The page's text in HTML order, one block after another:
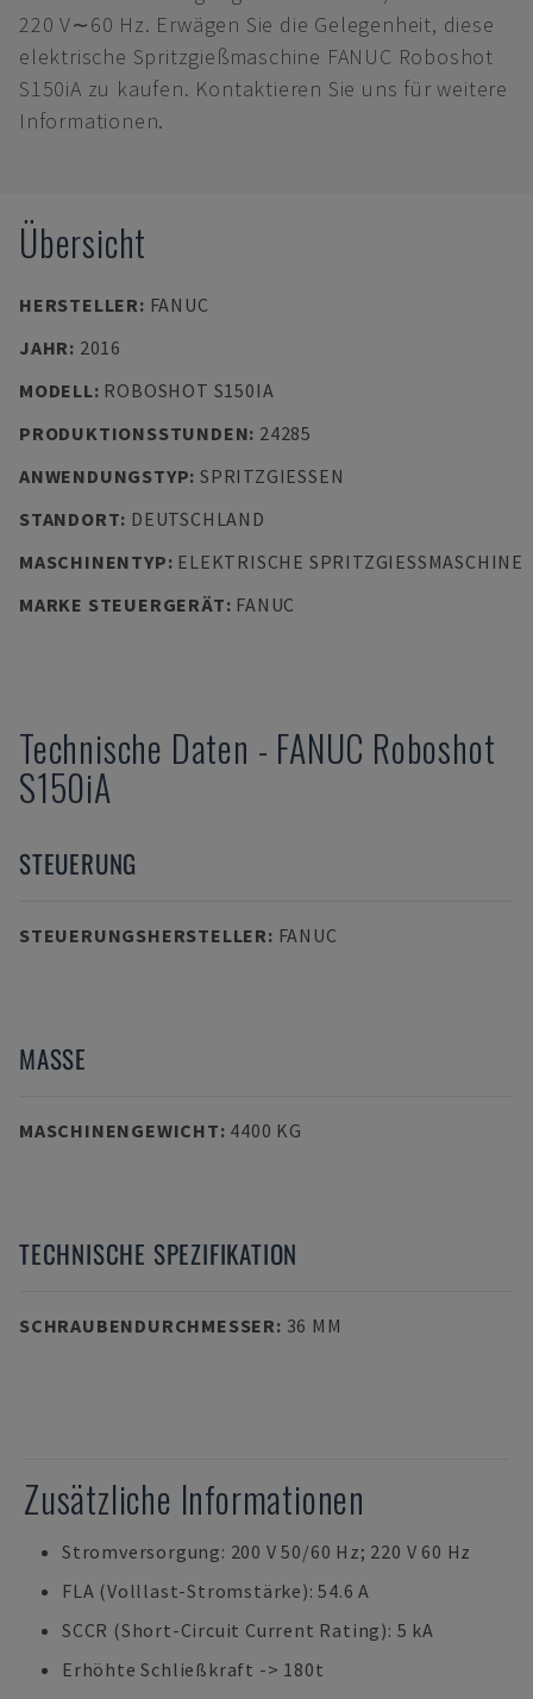
220 V∼60 Hz. Erwägen Sie die Gelegenheit, diese
elektrische Spritzgießmaschine FANUC Roboshot
S150iA zu kaufen. Kontaktieren Sie uns für weitere
Informationen.
Übersicht
HERSTELLER: FANUC
JAHR: 2016
MODELL: ROBOSHOT S150IA
PRODUKTIONSSTUNDEN: 24285
ANWENDUNGSTYP: SPRITZGIESSEN
STANDORT: DEUTSCHLAND
MASCHINENTYP: ELEKTRISCHE SPRITZGIESSMASCHINE
MARKE STEUERGERÄT: FANUC
Technische Daten - FANUC Roboshot
S150iA
STEUERUNG
STEUERUNGSHERSTELLER: FANUC
MASSE
MASCHINENGEWICHT: 4400 KG
TECHNISCHE SPEZIFIKATION
SCHRAUBENDURCHMESSER: 36 MM
Zusätzliche Informationen
Stromversorgung: 200 V 50/60 Hz; 220 V 60 Hz
FLA (Volllast-Stromstärke): 54.6 A
SCCR (Short-Circuit Current Rating): 5 kA
Erhöhte Schließkraft -> 180t